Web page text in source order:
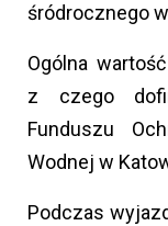
śródrocznego
Ogólna
z czego
Funduszu
Wodnej w
Podczas